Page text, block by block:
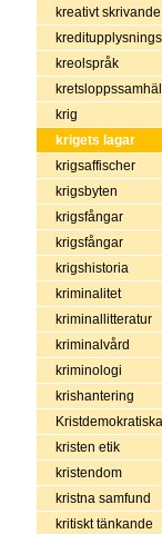
kreativt skrivande
kreolspråk
krig
krigets lagar
krigsaffischer
krigsbyten
krigsfångar
krigsfångar
krigshistoria
kriminalitet
kriminallitteratur
kriminalvård
kriminologi
krishantering
kristen etik
kristendom
kristna samfund
kritiskt tänkande